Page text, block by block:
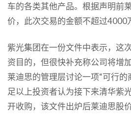
车的各类其他产品。根据声明前
价，此次交易的金额不超过4000
紫光集团在一份文件中表示，这
资目的，但很快补充称公司将增
莱迪思的管理层讨论一项“可行的
足以上投资者认为接下来清华紫
开收购，该文件出炉后莱迪思股